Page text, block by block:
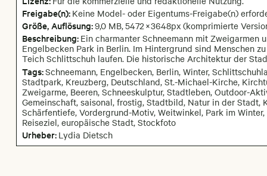
Freigabe(n): Keine Model- oder Eigentums-Freigabe(n)
Größe, Auflösung:9,0 MB,5472×3648px (komprimierte
Beschreibung: Ein charmanter Schneemann mit Zweigarmen
Engelbecken Park in Berlin. Im Hintergrund sind Menschen
Teich Schlittschuh laufen. Die historische Architektur der
Tags:Schneemann, Engelbecken, Berlin, Winter,
Stadtpark, Kreuzberg, Deutschland, St.-Michael-Kirche,
Zweigarme, Beeren, Schneeskulptur, Stadtleben, Outdoor-
Gemeinschaft, saisonal, frostig, Stadtbild, Natur in der Stadt,
Schärfentiefe, Vordergrund-Motiv, Weitwinkel, Park im
Reiseziel, europäische Stadt, Stockfoto
Urheber: Lydia Dietsch